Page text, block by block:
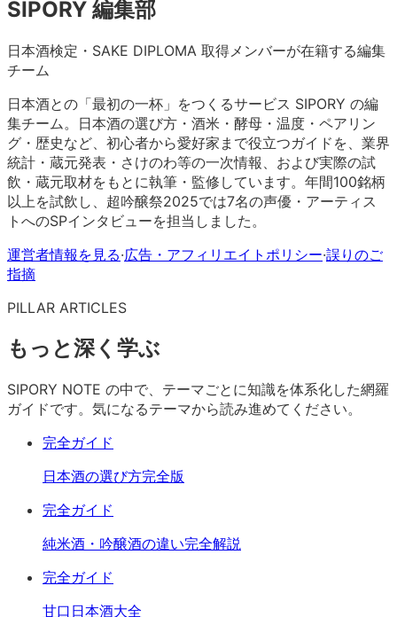
SIPORY 編集部
日本酒検定・SAKE DIPLOMA 取得メンバーが在籍する編集
チーム
日本酒との「最初の一杯」をつくるサービス SIPORY の編
集チーム。日本酒の選び方・酒米・酵母・温度・ペアリン
グ・歴史など、初心者から愛好家まで役立つガイドを、業界
統計・蔵元発表・さけのわ等の一次情報、および実際の試
飲・蔵元取材をもとに執筆・監修しています。年間100銘柄
以上を試飲し、超吟醸祭2025では7名の声優・アーティス
トへのSPインタビューを担当しました。
運営者情報を見る·広告・アフィリエイトポリシー·誤りのご
指摘
PILLAR ARTICLES
もっと深く学ぶ
SIPORY NOTE の中で、テーマごとに知識を体系化した網羅
ガイドです。気になるテーマから読み進めてください。
完全ガイド
日本酒の選び方完全版
完全ガイド
純米酒・吟醸酒の違い完全解説
完全ガイド
甘口日本酒大全